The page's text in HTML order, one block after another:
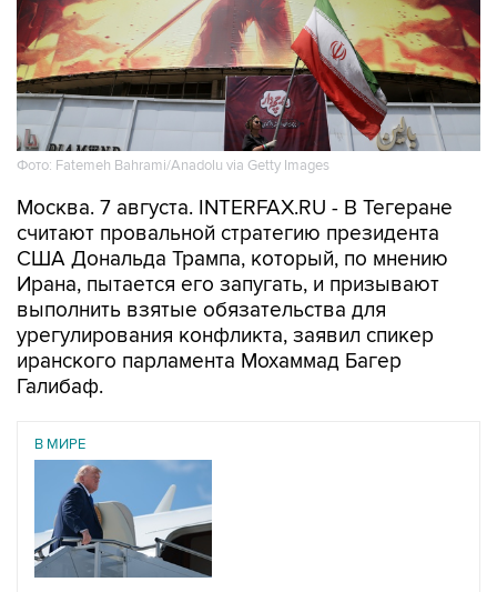
Фото: Fatemeh Bahrami/Anadolu via Getty Images
Москва. 7 августа. INTERFAX.RU - В Тегеране
считают провальной стратегию президента
США Дональда Трампа, который, по мнению
Ирана, пытается его запугать, и призывают
выполнить взятые обязательства для
урегулирования конфликта, заявил спикер
иранского парламента Мохаммад Багер
Галибаф.
В МИРЕ